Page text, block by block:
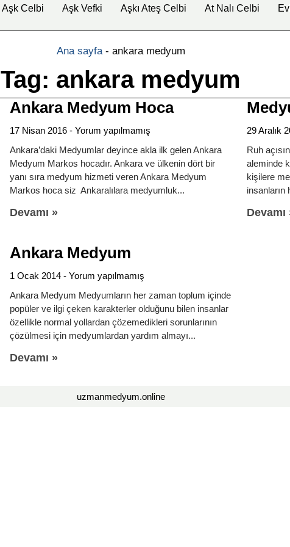
Aşk Celbi Aşk Vefki Aşkı Ateş Celbi At Nalı Celbi
Ana sayfa- ankara medyum
Tag: ankara medyum
Ankara Medyum Hoca
17 Nisan 2016 Yorum yapılmamış
Ankara’daki Medyumlar deyince akla ilk gelen Ankara
Medyum Markos hocadır. Ankara ve ülkenin dört bir
yanı sıra medyum hizmeti veren Ankara Medyum
Markos hoca siz Ankaralılara medyumluk
Devamı »
29 Aralık
Ruh
aleminde
kişilere
insanların
Devamı
Ankara Medyum
1 Ocak 2014 Yorum yapılmamış
Ankara Medyum Medyumların her zaman toplum içinde
popüler ve ilgi çeken karakterler olduğunu bilen insanlar
özellikle normal yollardan çözemedikleri sorunlarının
çözülmesi için medyumlardan yardım almayı
Devamı »
uzmanmedyum.online